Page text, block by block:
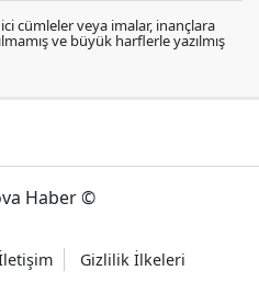
cümleler veya imalar, inançlara
ve büyük harflerle yazılmış
Haber ©
Gizlilik İlkeleri